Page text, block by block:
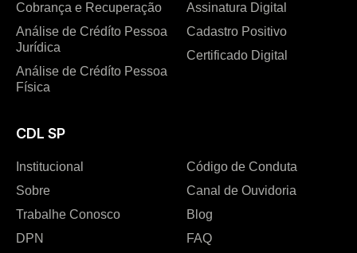
Cobrança e Recuperação
Análise de Crédíto Pessoa
Jurídica
Análise de Crédíto Pessoa
Física
Assinatura Digital
Cadastro Positivo
Certificado Digital
CDL SP
Institucional
Sobre
Trabalhe Conosco
DPN
Código de Conduta
Canal de Ouvidoria
Blog
FAQ